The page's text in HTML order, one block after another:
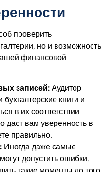
проверить
но и возможность
финансовой
записей:Аудитор
книги и
в их соответствии
даст вам уверенность в
правильно.
Иногда даже самые
допустить ошибки.